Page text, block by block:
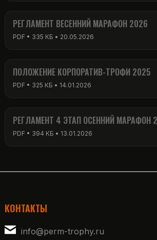
РЕГЛАМЕНТ ВЕСЕННИЙ МАРАФОН 2026
ПОЛОЖЕНИЕ КОРПОРАТИВ-ТРОФИ 2025
РЕГЛАМЕНТ 4 ЭТАП ОСЕННИЙ МАРАФОН
КОНТАКТЫ